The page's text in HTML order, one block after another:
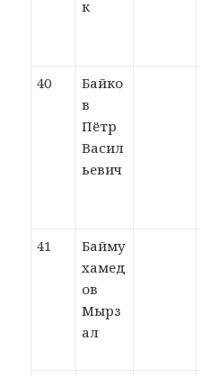
к
40
Байко
в
Пётр
Васил
ьевич
41
Байму
хамед
ов
Мырз
ал